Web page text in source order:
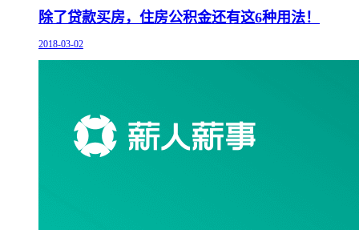
除了贷款买房，住房公积金还有这6种用法！
2018-03-02